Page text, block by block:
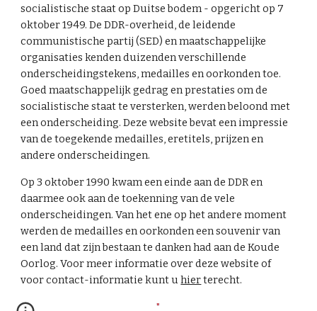
socialistische staat op Duitse bodem - opgericht op 7
oktober 1949. De DDR-overheid, de leidende
communistische partij (SED) en maatschappelijke
organisaties kenden duizenden verschillende
onderscheidingstekens, medailles en oorkonden toe.
Goed maatschappelijk gedrag en prestaties om de
socialistische staat te versterken, werden beloond met
een onderscheiding. Deze website bevat een impressie
van de toegekende medailles, eretitels, prijzen en
andere onderscheidingen.
Op 3 oktober 1990 kwam een einde aan de DDR en
daarmee ook aan de toekenning van de vele
onderscheidingen. Van het ene op het andere moment
werden de medailles en oorkonden een souvenir van
een land dat zijn bestaan te danken had aan de Koude
Oorlog. Voor meer informatie over deze website of
voor contact-informatie kunt uhierterecht.